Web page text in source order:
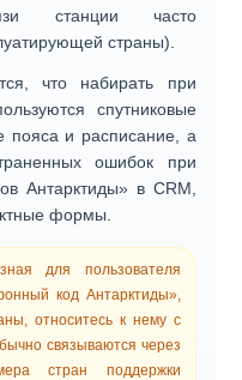
станции часто
страны).
что набирать при
спутниковые
пояса и расписание, а
ошибок при
Антарктиды» в CRM,
формы.
для пользователя
код Антарктиды»,
относитесь к нему с
связываются через
стран поддержки